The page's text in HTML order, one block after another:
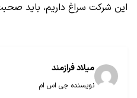
این شرکت سراغ داریم، باید
میلاد فراز‌مند
نویسنده جی اس ام